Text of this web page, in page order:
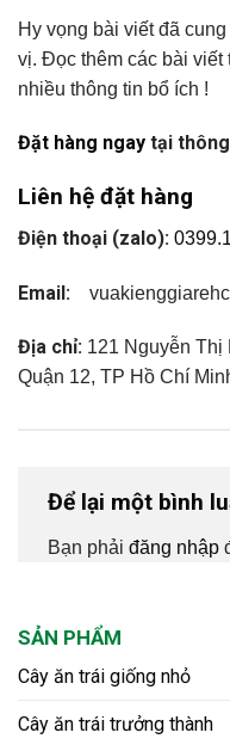
SẢN PHẨM
Cây ăn trái giống nhỏ
Cây ăn trái trưởng thành
Hy vọng bài viết đã
vị. Đọc thêm các bài viết
nhiều thông tin bổ ích !
Đặt hàng ngay tại
Liên hệ đặt hàng
Điện thoại (zalo):
Email:
Địa chỉ: 121 Nguyễn
Quận 12, TP Hồ Chí
Để lại một bình
Bạn phải đăng nhập